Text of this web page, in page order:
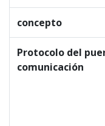
concepto
Protocolo del
comunicación